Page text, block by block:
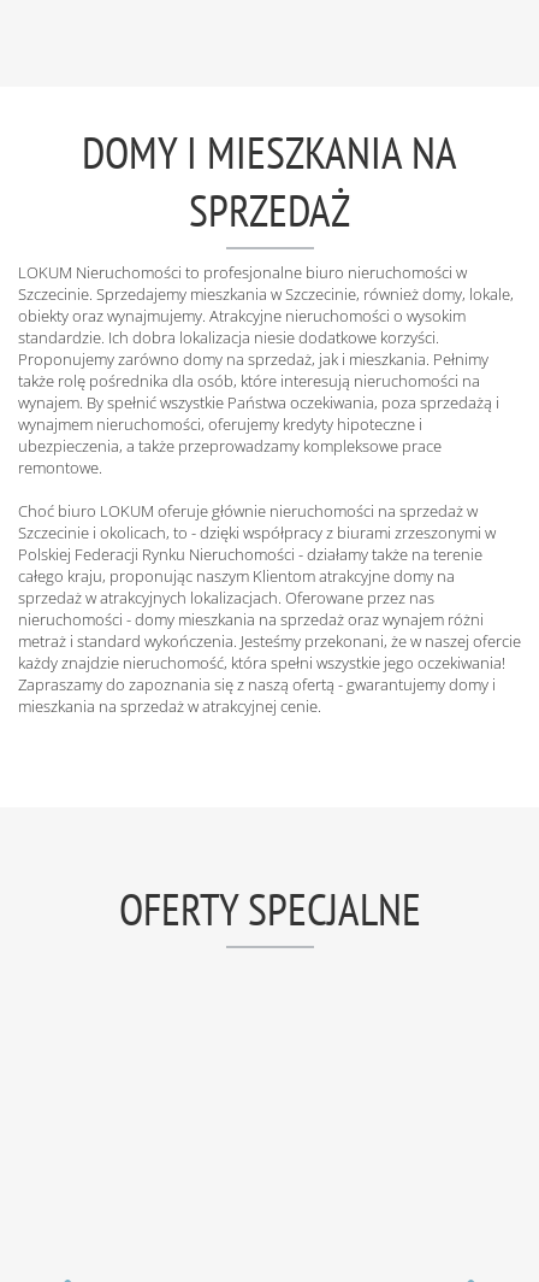
DOMY I MIESZKANIA NA
SPRZEDAŻ
LOKUM Nieruchomości to profesjonalne biuro nieruchomości w
Szczecinie. Sprzedajemy mieszkania w Szczecinie, również domy, lokale,
obiekty oraz wynajmujemy. Atrakcyjne nieruchomości o wysokim
standardzie. Ich dobra lokalizacja niesie dodatkowe korzyści.
Proponujemy zarówno domy na sprzedaż, jak i mieszkania. Pełnimy
także rolę pośrednika dla osób, które interesują nieruchomości na
wynajem. By spełnić wszystkie Państwa oczekiwania, poza sprzedażą i
wynajmem nieruchomości, oferujemy kredyty hipoteczne i
ubezpieczenia, a także przeprowadzamy kompleksowe prace
remontowe.
Choć biuro LOKUM oferuje głównie nieruchomości na sprzedaż w
Szczecinie i okolicach, to - dzięki współpracy z biurami zrzeszonymi w
Polskiej Federacji Rynku Nieruchomości - działamy także na terenie
całego kraju, proponując naszym Klientom atrakcyjne domy na
sprzedaż w atrakcyjnych lokalizacjach. Oferowane przez nas
nieruchomości - domy mieszkania na sprzedaż oraz wynajem różni
metraż i standard wykończenia. Jesteśmy przekonani, że w naszej ofercie
każdy znajdzie nieruchomość, która spełni wszystkie jego oczekiwania!
Zapraszamy do zapoznania się z naszą ofertą - gwarantujemy domy i
mieszkania na sprzedaż w atrakcyjnej cenie.
OFERTY SPECJALNE